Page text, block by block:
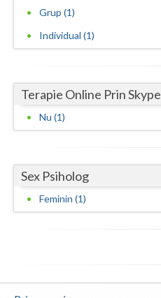
Sibiu
Teleorman
Timis
Valcea
Vaslui
Grup (1)
Individual (1)
Terapie Online Prin Skype
Nu (1)
Sex Psiholog
Feminin (1)